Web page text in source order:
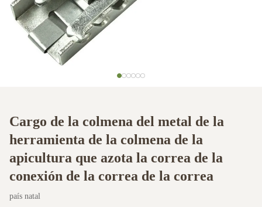
Cargo de la colmena del metal de la
herramienta de la colmena de la
apicultura que azota la correa de la
conexión de la correa de la correa
país natal